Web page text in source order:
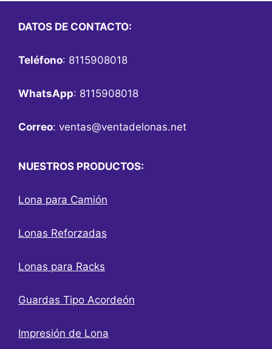
DATOS DE CONTACTO:
Teléfono: 8115908018
WhatsApp: 8115908018
Correo: ventas@ventadelonas.net
NUESTROS PRODUCTOS:
Lona para Camión
Lonas Reforzadas
Lonas para Racks
Guardas Tipo Acordeón
Impresión de Lona